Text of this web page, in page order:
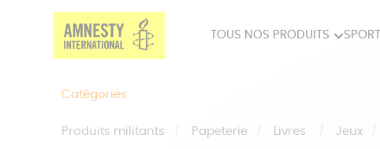
TOUS NOS PRODUITS SPORT
Catégories
Produits militants Papeterie Livres Jeux